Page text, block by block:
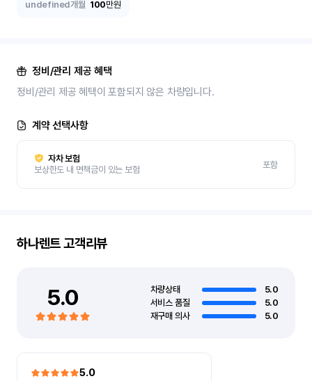
undefined개월 100만원
정비/관리 제공 혜택
정비/관리 제공 혜택이 포함되지 않은 차량입니다.
계약 선택사항
자차 보험
보상한도 내 면책금이 있는 보험
포함
하나렌트고객리뷰
5.0 차량상태
5.0
서비스 품질
5.0
재구매 의사
5.0
5.0